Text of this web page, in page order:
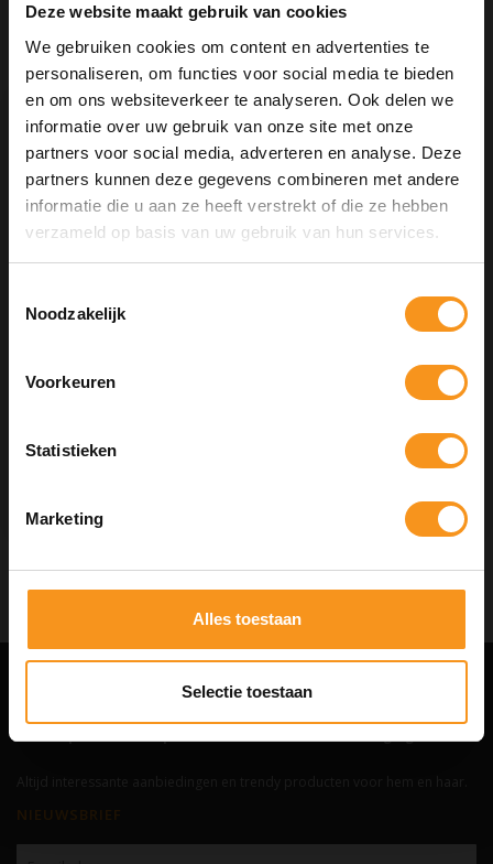
Deze website maakt gebruik van cookies
We gebruiken cookies om content en advertenties te
personaliseren, om functies voor social media te bieden
en om ons websiteverkeer te analyseren. Ook delen we
informatie over uw gebruik van onze site met onze
partners voor social media, adverteren en analyse. Deze
partners kunnen deze gegevens combineren met andere
informatie die u aan ze heeft verstrekt of die ze hebben
verzameld op basis van uw gebruik van hun services.
Noodzakelijk
Voorkeuren
Statistieken
Marketing
Alles toestaan
Selectie toestaan
en het haar soepel en glanzend te houden.
Eigenschappen:
Beschermt en behoudt kleurdiepte: speciaal ontwikkeld om
kleur zo lang mogelijk te laten stralen.
Zacht en effectief: milde reiniging die de haarschubben sluit
zonder uit te drogen.
Hydrateert en versterkt: behoudt vochtbalans en vermindert
Gentle for colored hair: geschikt voor dagelijks gebruik met
alle haartypes.
Hydraterende werking: voedt het haar zonder vet of zwaar
voor een glad, reflecterend oppervlak.
Geschikt voor dagelijks gebruik: mild genoeg voor frequente
Toevoegen aan vergelijking
De complete webshop voor haar- en lichaamsverzorging.
NIEUWSBRIEF
10% Summer Time Korting
Geniet van de zomer met10% Summer TIme Kortingop
Kortingscode is geldig tot en met zondag 9 augustus 2026.
Kortingscode is niet te combineren met andere kortingscodes.